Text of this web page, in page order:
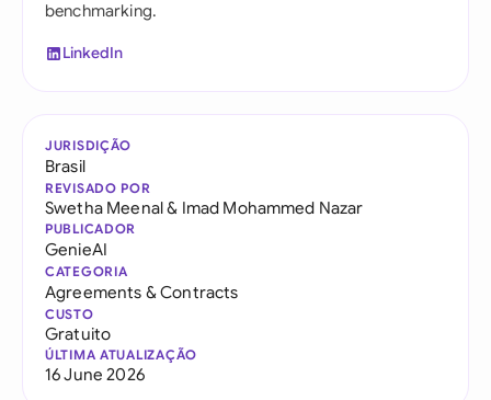
benchmarking.
LinkedIn
JURISDIÇÃO
Brasil
REVISADO POR
Swetha Meenal& Imad Mohammed Nazar
PUBLICADOR
GenieAI
CATEGORIA
Agreements & Contracts
CUSTO
Gratuito
ÚLTIMA ATUALIZAÇÃO
16 June 2026